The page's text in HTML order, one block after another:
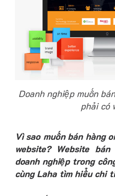
Doanh nghiệp muốn
phải có
Vì sao muốn bán hàng
website? Website
doanh nghiệp trong
cùng Laha tìm hiểu chi